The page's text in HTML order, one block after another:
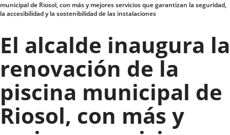
de
Valladolid
municipal de Riosol, con más y mejores servicios que garantizan la seguridad,
la accesibilidad y la sostenibilidad de las instalaciones
El alcalde inaugura la
renovación de la
piscina municipal de
Riosol, con más y